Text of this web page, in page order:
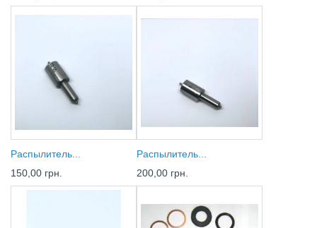
Распылитель...
150,00 грн.
Распылитель...
200,00 грн.